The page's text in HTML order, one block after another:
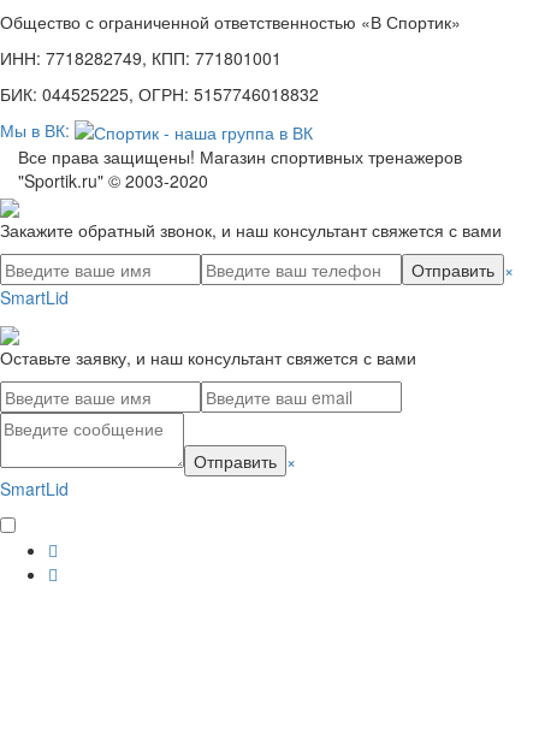
Общество с ограниченной ответственностью «В Спортик»
ИНН: 7718282749, КПП: 771801001
БИК: 044525225, ОГРН: 5157746018832
Мы в ВК:
Все права защищены! Магазин спортивных тренажеров
"Sportik.ru" © 2003-2020
Закажите обратный звонок, и наш консультант свяжется с вами
Отправить ×
SmartLid
Оставьте заявку, и наш консультант свяжется с вами
Отправить ×
SmartLid